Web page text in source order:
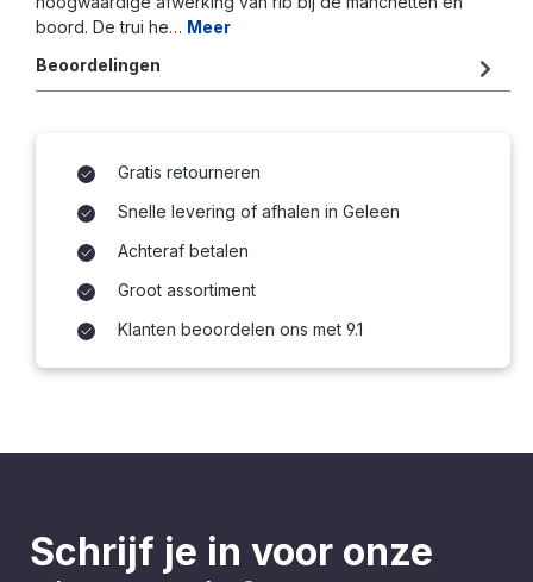
boord. De trui he… Meer
Beoordelingen
Gratis retourneren
Snelle levering of afhalen in Geleen
Achteraf betalen
Groot assortiment
Klanten beoordelen ons met 9.1
Schrijf je in voor onze